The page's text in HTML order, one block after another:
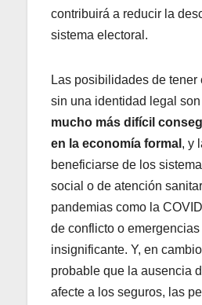
contribuirá a reducir la
sistema electoral.
Las posibilidades de tener
sin una identidad legal
mucho más difícil
en la economía formal , y
beneficiarse de los
social o de atención
pandemias como la
de conflicto o
insignificante. Y, en
probable que la ausencia
afecte a los seguros, las